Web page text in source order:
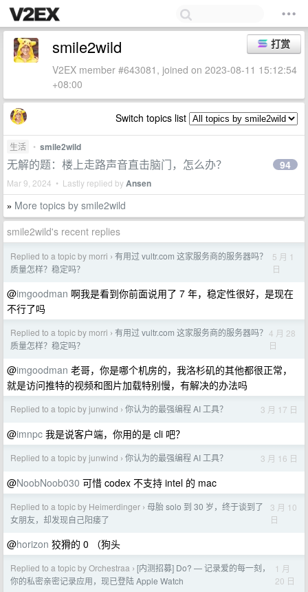
打赏
smile2wild
V2EX member #643081, joined on 2023-08-11 15:12:54
+08:00
Switch topics list
生活 • smile2wild
无解的题：楼上走路声音直击脑门，怎么办？
Mar 9, 2024 • Lastly replied byAnsen
94
» More topics by smile2wild
smile2wild's recent replies
Replied to a topic by morri › 有用过 vultr.com 这家服务商的服务器吗？
质量怎样？稳定吗？
5 月 1
日
@imgoodman 啊我是看到你前面说用了 7 年，稳定性很好，是现在
不行了吗
Replied to a topic by morri › 有用过 vultr.com 这家服务商的服务器吗？
质量怎样？稳定吗？
4 月 28
日
@imgoodman 老哥，你是哪个机房的，我洛杉矶的其他都很正常，
就是访问推特的视频和图片加载特别慢，有解决的办法吗
Replied to a topic by junwind › 你认为的最强编程 AI 工具？ 3 月 17 日
@imnpc 我是说客户端，你用的是 cli 吧？
Replied to a topic by junwind › 你认为的最强编程 AI 工具？ 3 月 16 日
@NoobNoob030 可惜 codex 不支持 intel 的 mac
Replied to a topic by Heimerdinger › 母胎 solo 到 30 岁，终于谈到了
女朋友，却发现自己阳痿了
3 月 10
日
@horizon 狡猾的 0 （狗头
Replied to a topic by Orchestraa › [内测招募] Do? — 记录爱的每一刻，
你的私密亲密记录应用，现已登陆 Apple Watch
1 月
20 日